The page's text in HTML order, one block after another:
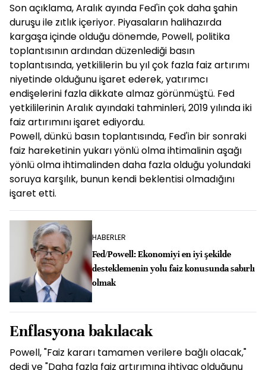
Son açıklama, Aralık ayında Fed'in çok daha şahin
duruşu ile zıtlık içeriyor. Piyasaların halihazırda
kargaşa içinde olduğu dönemde, Powell, politika
toplantısının ardından düzenlediği basın
toplantısında, yetkililerin bu yıl çok fazla faiz artırımı
niyetinde olduğunu işaret ederek, yatırımcı
endişelerini fazla dikkate almaz görünmüştü. Fed
yetkililerinin Aralık ayındaki tahminleri, 2019 yılında iki
faiz artırımını işaret ediyordu.
Powell, dünkü basın toplantısında, Fed'in bir sonraki
faiz hareketinin yukarı yönlü olma ihtimalinin aşağı
yönlü olma ihtimalinden daha fazla olduğu yolundaki
soruya karşılık, bunun kendi beklentisi olmadığını
işaret etti.
HABERLER
Fed/Powell: Ekonomiyi en iyi şekilde
desteklemenin yolu faiz konusunda sabırlı
olmak
Enflasyona bakılacak
Powell, "Faiz kararı tamamen verilere bağlı olacak,"
dedi ve "Daha fazla faiz artırımına ihtiyaç olduğunu